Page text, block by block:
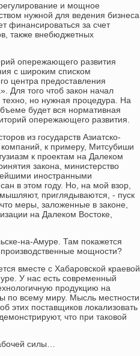
и мощное
нужной для ведения бизнеса
финансироваться за счет
также внебюджетных
опережающего развития
с широким списком
центра предоставления
Для того чтоб закон начал
техно, но нужная процедура. На
будет вся нормативная
опережающего развития.
из государств Азиатско-
к примеру, Митсубиши
к проектам на Далеком
закона, министерство
иностранными
в этом году. Но, на мой взор,
приглядываются, - пуск
меры, заложенные в законе,
на Далеком Востоке,
на-Амуре. Там покажется
мощности?
вместе с Хабаровской краевой
У нас есть современный
продукцию на
по всему миру. Мысль местности
этих поставщиков локализовать
что при таковой
силы…